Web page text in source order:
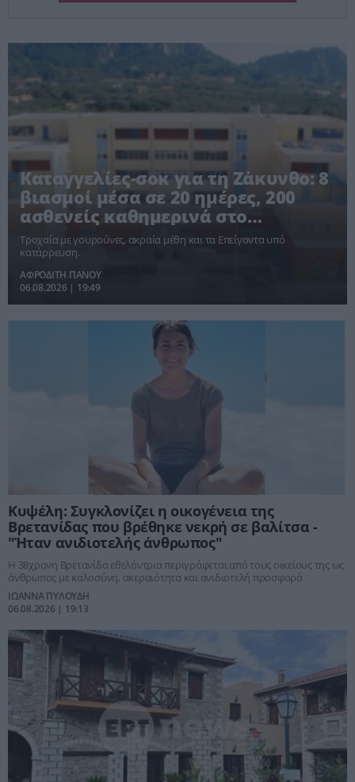
Καταγγελίες-σοκ για τη Ζάκυνθο: 8
βιασμοί μέσα σε 20 ημέρες, 200
ασθενείς καθημερινά στο
Νοσοκομείο
Τροχαία με γουρούνες, ακραία μέθη και τα Επείγοντα υπό
κατάρρευση.
ΑΦΡΟΔΙΤΗ ΠΑΝΟΥ
06.08.2026 | 19:49
Κυψέλη: Συγκλονίζει η οικογένεια της
Βρετανίδας που βρέθηκε νεκρή σε βαλίτσα -
"Ήταν ανιδιοτελής άνθρωπος"
Η 38χρονη Βρετανίδα εθελόντρια περιγράφεται από τους οικείους της ως
άνθρωπος με καλοσύνη, ακεραιότητα και ανιδιοτελή προσφορά
ΙΩΑΝΝΑ ΠΥΛΟΥΔΗ
06.08.2026 | 19:13